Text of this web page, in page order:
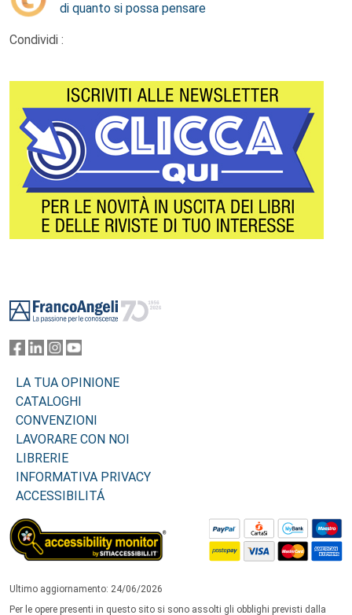
di quanto si possa pensare
Condividi :
LA TUA OPINIONE
CATALOGHI
CONVENZIONI
LAVORARE CON NOI
LIBRERIE
INFORMATIVA PRIVACY
ACCESSIBILITÁ
Ultimo aggiornamento: 24/06/2026
Per le opere presenti in questo sito si sono assolti gli obblighi previsti dalla